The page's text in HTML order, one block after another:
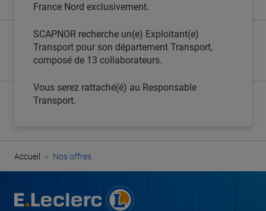
France Nord exclusivement.
SCAPNOR recherche un(e) Exploitant(e)
Transport pour son département Transport,
composé de 13 collaborateurs.
Vous serez rattaché(é) au Responsable
Transport.
Accueil › Nos offres